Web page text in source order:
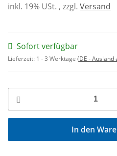
inkl. 19% USt. , zzgl. Versand
Sofort verfügbar
Lieferzeit: 1 - 3 Werktage (DE - Ausland
In den